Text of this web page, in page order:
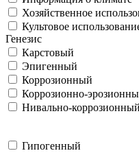
Хозяйственное
Культовое
Генезис
Карстовый
Эпигенный
Коррозионный
Коррозионно-
Нивально-коррозионный
Гипогенный